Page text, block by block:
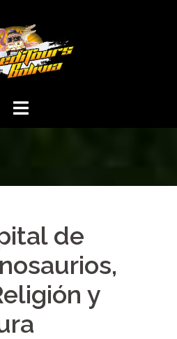
de
y